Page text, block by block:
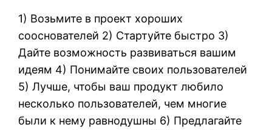
1) Возьмите в проект хороших
сооснователей 2) Стартуйте быстро 3)
Дайте возможность развиваться вашим
идеям 4) Понимайте своих пользователей
5) Лучше, чтобы ваш продукт любило
несколько пользователей, чем многие
были к нему равнодушны 6) Предлагайте